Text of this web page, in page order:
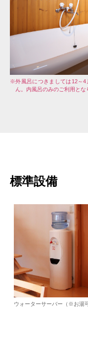
※外風呂につきましては12～4
ん。内風呂のみのご利用とな
標準設備
ウォーターサーバー（※お湯可